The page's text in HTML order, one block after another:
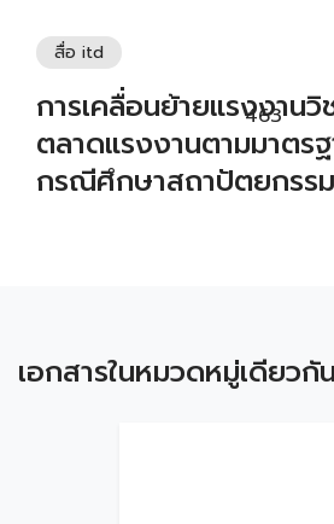
สื่อ itd
463
การเคลื่อนย้ายแรงงานวิ
ตลาดแรงงานตามมาตร
กรณีศึกษาสถาปัตยกรรม
เอกสารในหมวดหมู่เดียวกัน